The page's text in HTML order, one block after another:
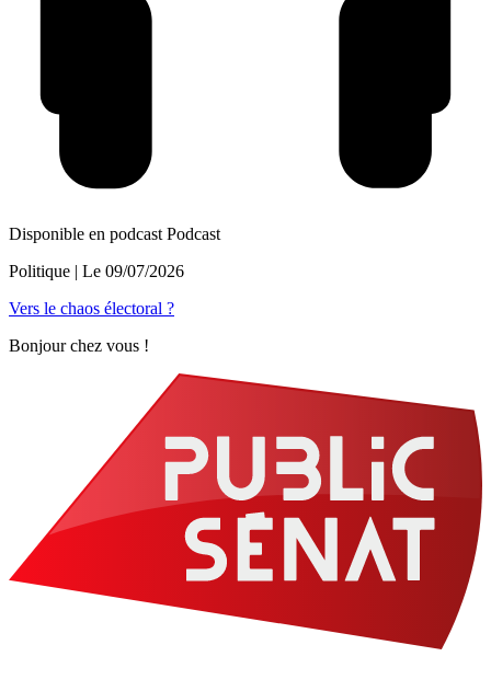
Disponible en podcast Podcast
Politique | Le 09/07/2026
Vers le chaos électoral ?
Bonjour chez vous !